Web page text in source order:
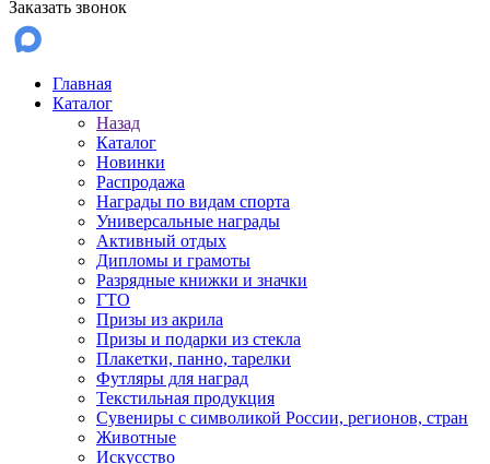
Заказать звонок
Главная
Каталог
Назад
Каталог
Новинки
Распродажа
Награды по видам спорта
Универсальные награды
Активный отдых
Дипломы и грамоты
Разрядные книжки и значки
ГТО
Призы из акрила
Призы и подарки из стекла
Плакетки, панно, тарелки
Футляры для наград
Текстильная продукция
Сувениры с символикой России, регионов, стран
Животные
Искусство